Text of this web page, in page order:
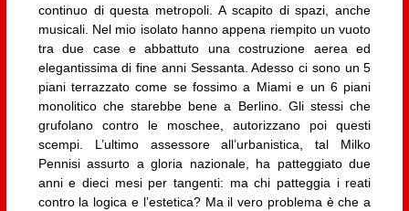
continuo di questa metropoli. A scapito di spazi, anche
musicali. Nel mio isolato hanno appena riempito un vuoto
tra due case e abbattuto una costruzione aerea ed
elegantissima di fine anni Sessanta. Adesso ci sono un 5
piani terrazzato come se fossimo a Miami e un 6 piani
monolitico che starebbe bene a Berlino. Gli stessi che
grufolano contro le moschee, autorizzano poi questi
scempi. L’ultimo assessore all’urbanistica, tal Milko
Pennisi assurto a gloria nazionale, ha patteggiato due
anni e dieci mesi per tangenti: ma chi patteggia i reati
contro la logica e l’estetica? Ma il vero problema è che a